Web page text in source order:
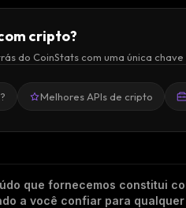
cripto?
do CoinStats com uma única chave
Melhores APIs de cripto
que fornecemos constitui
a você confiar para